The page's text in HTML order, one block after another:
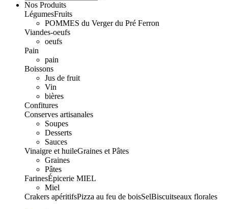
Nos Produits
LégumesFruits
POMMES du Verger du Pré Ferron
Viandes-oeufs
oeufs
Pain
pain
Boissons
Jus de fruit
Vin
bières
Confitures
Conserves artisanales
Soupes
Desserts
Sauces
Vinaigre et huileGraines et Pâtes
Graines
Pâtes
FarinesÉpicerie MIEL
Miel
Crakers apéritifsPizza au feu de boisSelBiscuitseaux florales